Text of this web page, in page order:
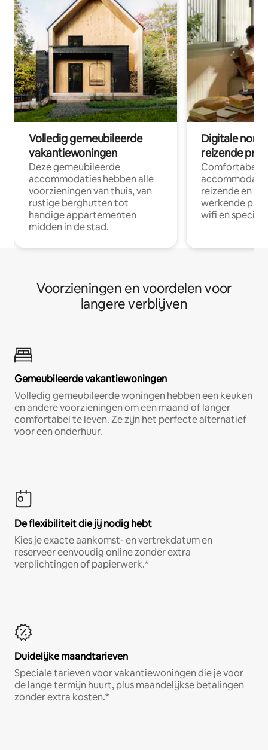
Volledig gemeubileerde
vakantiewoningen
Deze gemeubileerde
accommodaties hebben alle
voorzieningen van thuis, van
rustige berghutten tot
handige appartementen
midden in de stad.
Digitale
reizende
Comfortabele
reizende en
werkende
wifi en
Voorzieningen en voordelen voor
langere verblijven
Gemeubileerde vakantiewoningen
Volledig gemeubileerde woningen hebben een keuken
en andere voorzieningen om een maand of langer
comfortabel te leven. Ze zijn het perfecte alternatief
voor een onderhuur.
De flexibiliteit die jij nodig hebt
Kies je exacte aankomst- en vertrekdatum en
reserveer eenvoudig online zonder extra
verplichtingen of papierwerk.*
Duidelijke maandtarieven
Speciale tarieven voor vakantiewoningen die je voor
de lange termijn huurt, plus maandelijkse betalingen
zonder extra kosten.*